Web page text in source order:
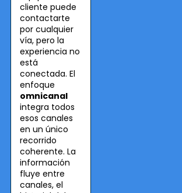
cliente puede
contactarte
por cualquier
vía, pero la
experiencia no
está
conectada. El
enfoque
omnicanal
integra todos
esos canales
en un único
recorrido
coherente. La
información
fluye entre
canales, el